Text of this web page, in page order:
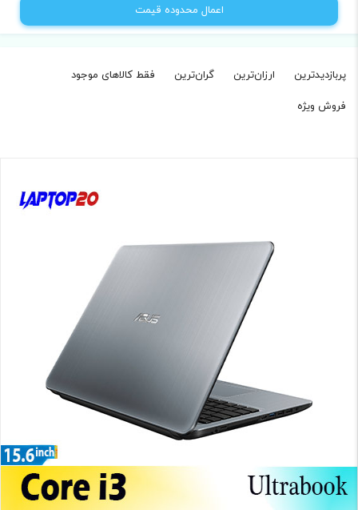
اعمال محدوده قیمت
پربازدیدترین ارزان‌ترین گران‌ترین
فقط کالاهای موجود‌
فروش ویژه